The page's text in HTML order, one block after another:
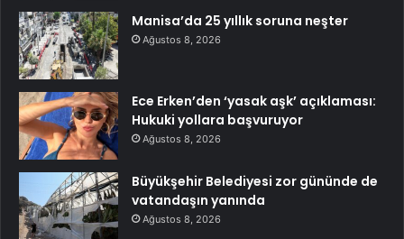
Manisa’da 25 yıllık soruna neşter
Ağustos 8, 2026
Ece Erken’den ‘yasak aşk’ açıklaması:
Hukuki yollara başvuruyor
Ağustos 8, 2026
Büyükşehir Belediyesi zor gününde de
vatandaşın yanında
Ağustos 8, 2026